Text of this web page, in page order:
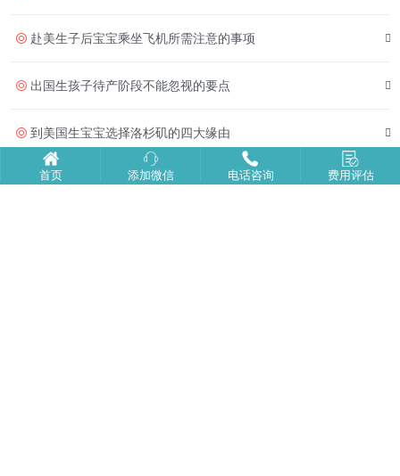
赴美生子后宝宝乘坐飞机所需注意的事项
出国生孩子待产阶段不能忽视的要点
到美国生宝宝选择洛杉矶的四大缘由
首页 添加微信 电话咨询 费用评估